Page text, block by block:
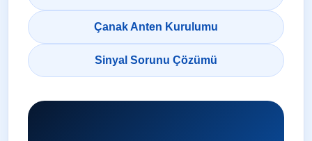
Çanak Anten Kurulumu
Sinyal Sorunu Çözümü